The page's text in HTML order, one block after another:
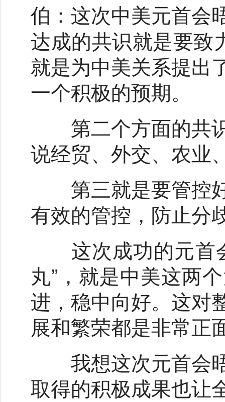
伯： 这次中美元首会
达成的共识就是要致
就是为中美关系提出
一个积极的预期。
第二个方面的共识
说经贸、外交、农业
第三就是要管控好
有效的管控，防止分
这次成功的元首
丸”，就是中美这两
进，稳中向好。这对
展和繁荣都是非常正
我想这次元首会晤
取得的积极成果也让